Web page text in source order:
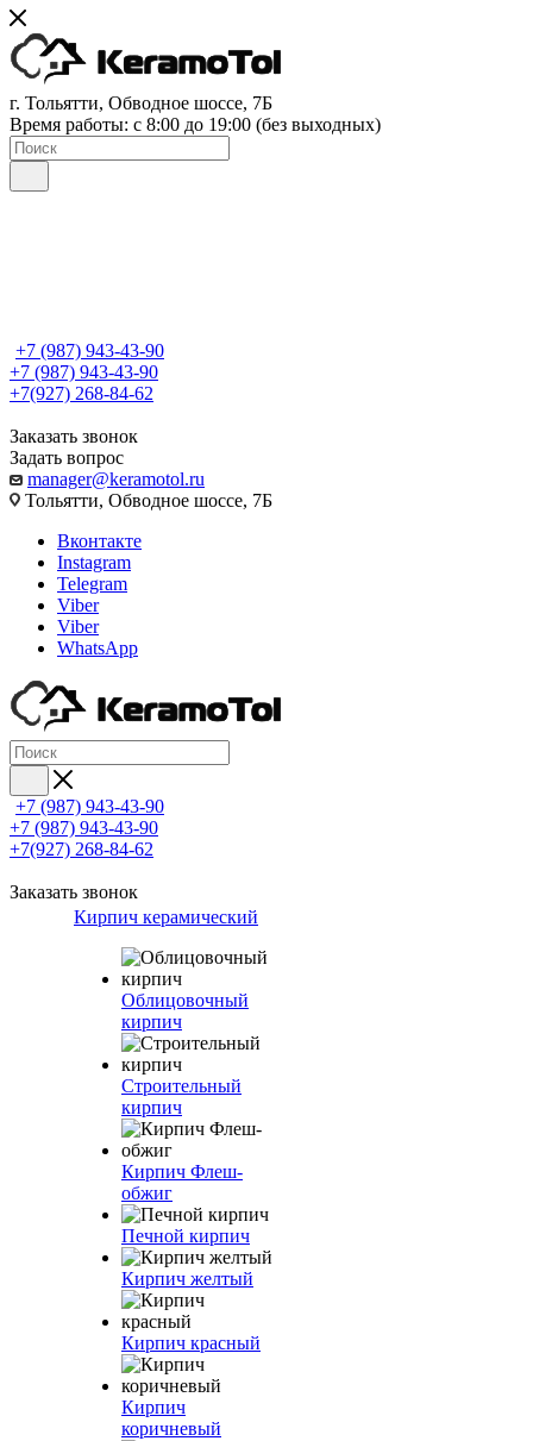
г. Тольятти, Обводное шоссе, 7Б
Время работы: c 8:00 до 19:00 (без выходных)
+7 (987) 943-43-90
+7 (987) 943-43-90
+7(927) 268-84-62
Заказать звонок
Задать вопрос
manager@keramotol.ru
Тольятти, Обводное шоссе, 7Б
Вконтакте
Instagram
Telegram
Viber
Viber
WhatsApp
+7 (987) 943-43-90
+7 (987) 943-43-90
+7(927) 268-84-62
Заказать звонок
Кирпич керамический
Облицовочный
кирпич
Строительный
кирпич
Кирпич Флеш-
обжиг
Печной кирпич
Кирпич желтый
Кирпич красный
Кирпич
коричневый